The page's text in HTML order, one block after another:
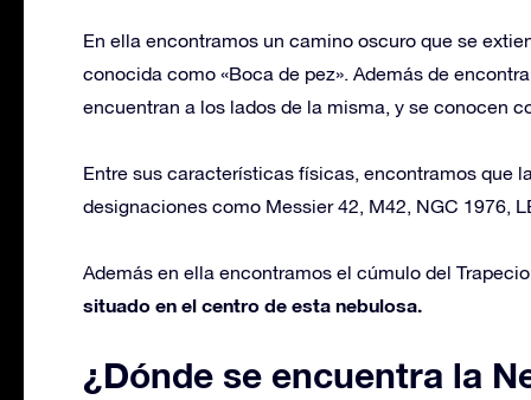
En ella encontramos un camino oscuro que se
conocida como «Boca de pez». Además de
encuentran a los lados de la misma, y se conocen
Entre sus características físicas, encontramos que
designaciones como Messier 42, M42, NGC 1976,
Además en ella encontramos el cúmulo del
situado en el centro de esta nebulosa.
¿Dónde se encuentra la